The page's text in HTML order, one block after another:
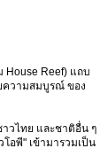
House Reef) แถบ
ความสมบูรณ์ ของ
วไทย และชาติอื่น ๆ
โอพี" เข้ามารวมเป็น